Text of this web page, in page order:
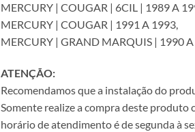
MERCURY | COUGAR | 6CIL | 1989 A
MERCURY | COUGAR | 1991 A 1993,
MERCURY | GRAND MARQUIS | 1990
ATENÇÃO:
Recomendamos que a instalação do
Somente realize a compra deste produto
horário de atendimento é de segunda à